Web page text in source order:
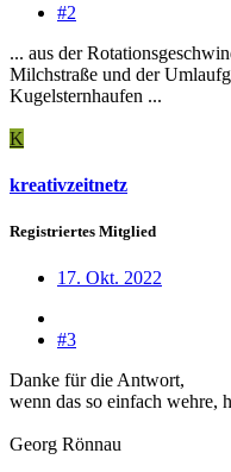
#2
... aus der
Milchstraße und der
Kugelsternhaufen ...
K
kreativzeitnetz
Registriertes Mitglied
17. Okt. 2022
#3
Danke für die Antwort,
wenn das so einfach wehre,
Georg Rönnau